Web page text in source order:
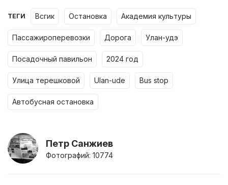
ТЕГИ всгик остановка академия культуры
пассажироперевозки дорога улан-удэ
посадочный павильон 2024 год
улица терешковой ulan-ude bus stop
автобусная остановка
Петр Санжиев
Фотографий: 10774